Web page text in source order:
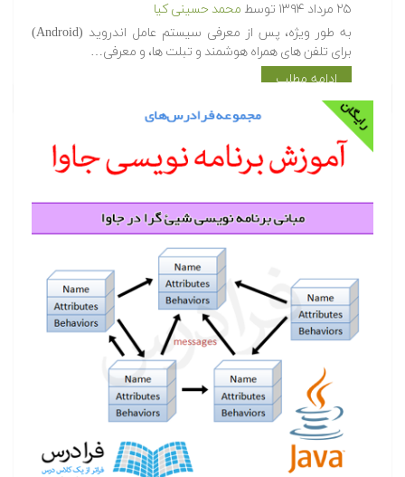
۲۵ مرداد ۱۳۹۴ توسط محمد حسینی کیا
به طور ویژه، پس از معرفی سیستم عامل اندروید (Android)
برای تلفن های همراه هوشمند و تبلت ها، و معرفی…
ادامه مطلب